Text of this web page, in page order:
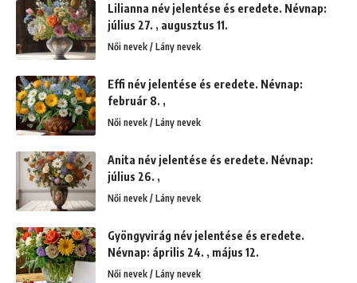
Lilianna név jelentése és eredete. Névnap:
július 27. , augusztus 11.
Női nevek / Lány nevek
Effi név jelentése és eredete. Névnap:
február 8. ,
Női nevek / Lány nevek
Anita név jelentése és eredete. Névnap:
július 26. ,
Női nevek / Lány nevek
Gyöngyvirág név jelentése és eredete.
Névnap: április 24. , május 12.
Női nevek / Lány nevek